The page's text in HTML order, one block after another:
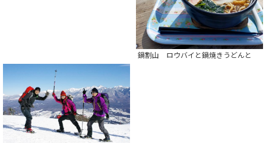
鍋割山 ロウバイと鍋焼きうどんと